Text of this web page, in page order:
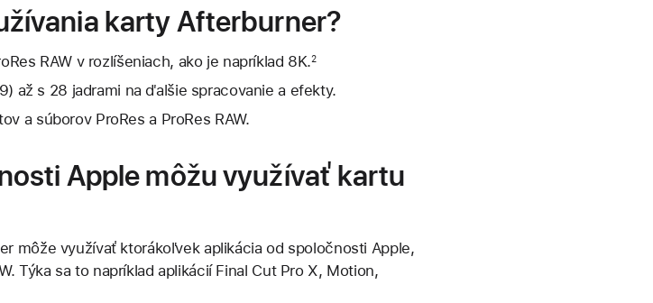
karty Afterburner?
RAW v rozlíšeniach, ako je napríklad 8K.2
až s 28 jadrami na ďalšie spracovanie a efekty.
a súborov ProRes a ProRes RAW.
Apple môžu využívať kartu
môže využívať ktorákoľvek aplikácia od spoločnosti Apple,
Týka sa to napríklad aplikácií Final Cut Pro X, Motion,